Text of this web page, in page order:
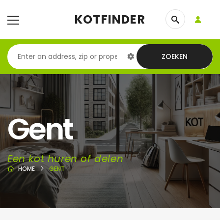
KOTFINDER
ZOEKEN
Gent
Een kot huren of delen
HOME GENT